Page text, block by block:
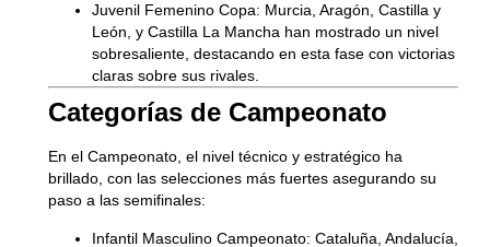
Juvenil Femenino Copa: Murcia, Aragón, Castilla y
León, y Castilla La Mancha han mostrado un nivel
sobresaliente, destacando en esta fase con victorias
claras sobre sus rivales.
Categorías de Campeonato
En el Campeonato, el nivel técnico y estratégico ha
brillado, con las selecciones más fuertes asegurando su
paso a las semifinales:
Infantil Masculino Campeonato: Cataluña, Andalucía,